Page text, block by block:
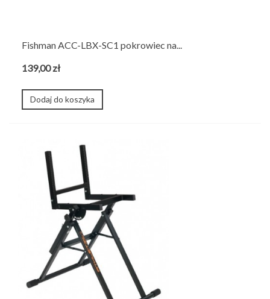
Fishman ACC-LBX-SC1 pokrowiec na...
139,00 zł
Dodaj do koszyka